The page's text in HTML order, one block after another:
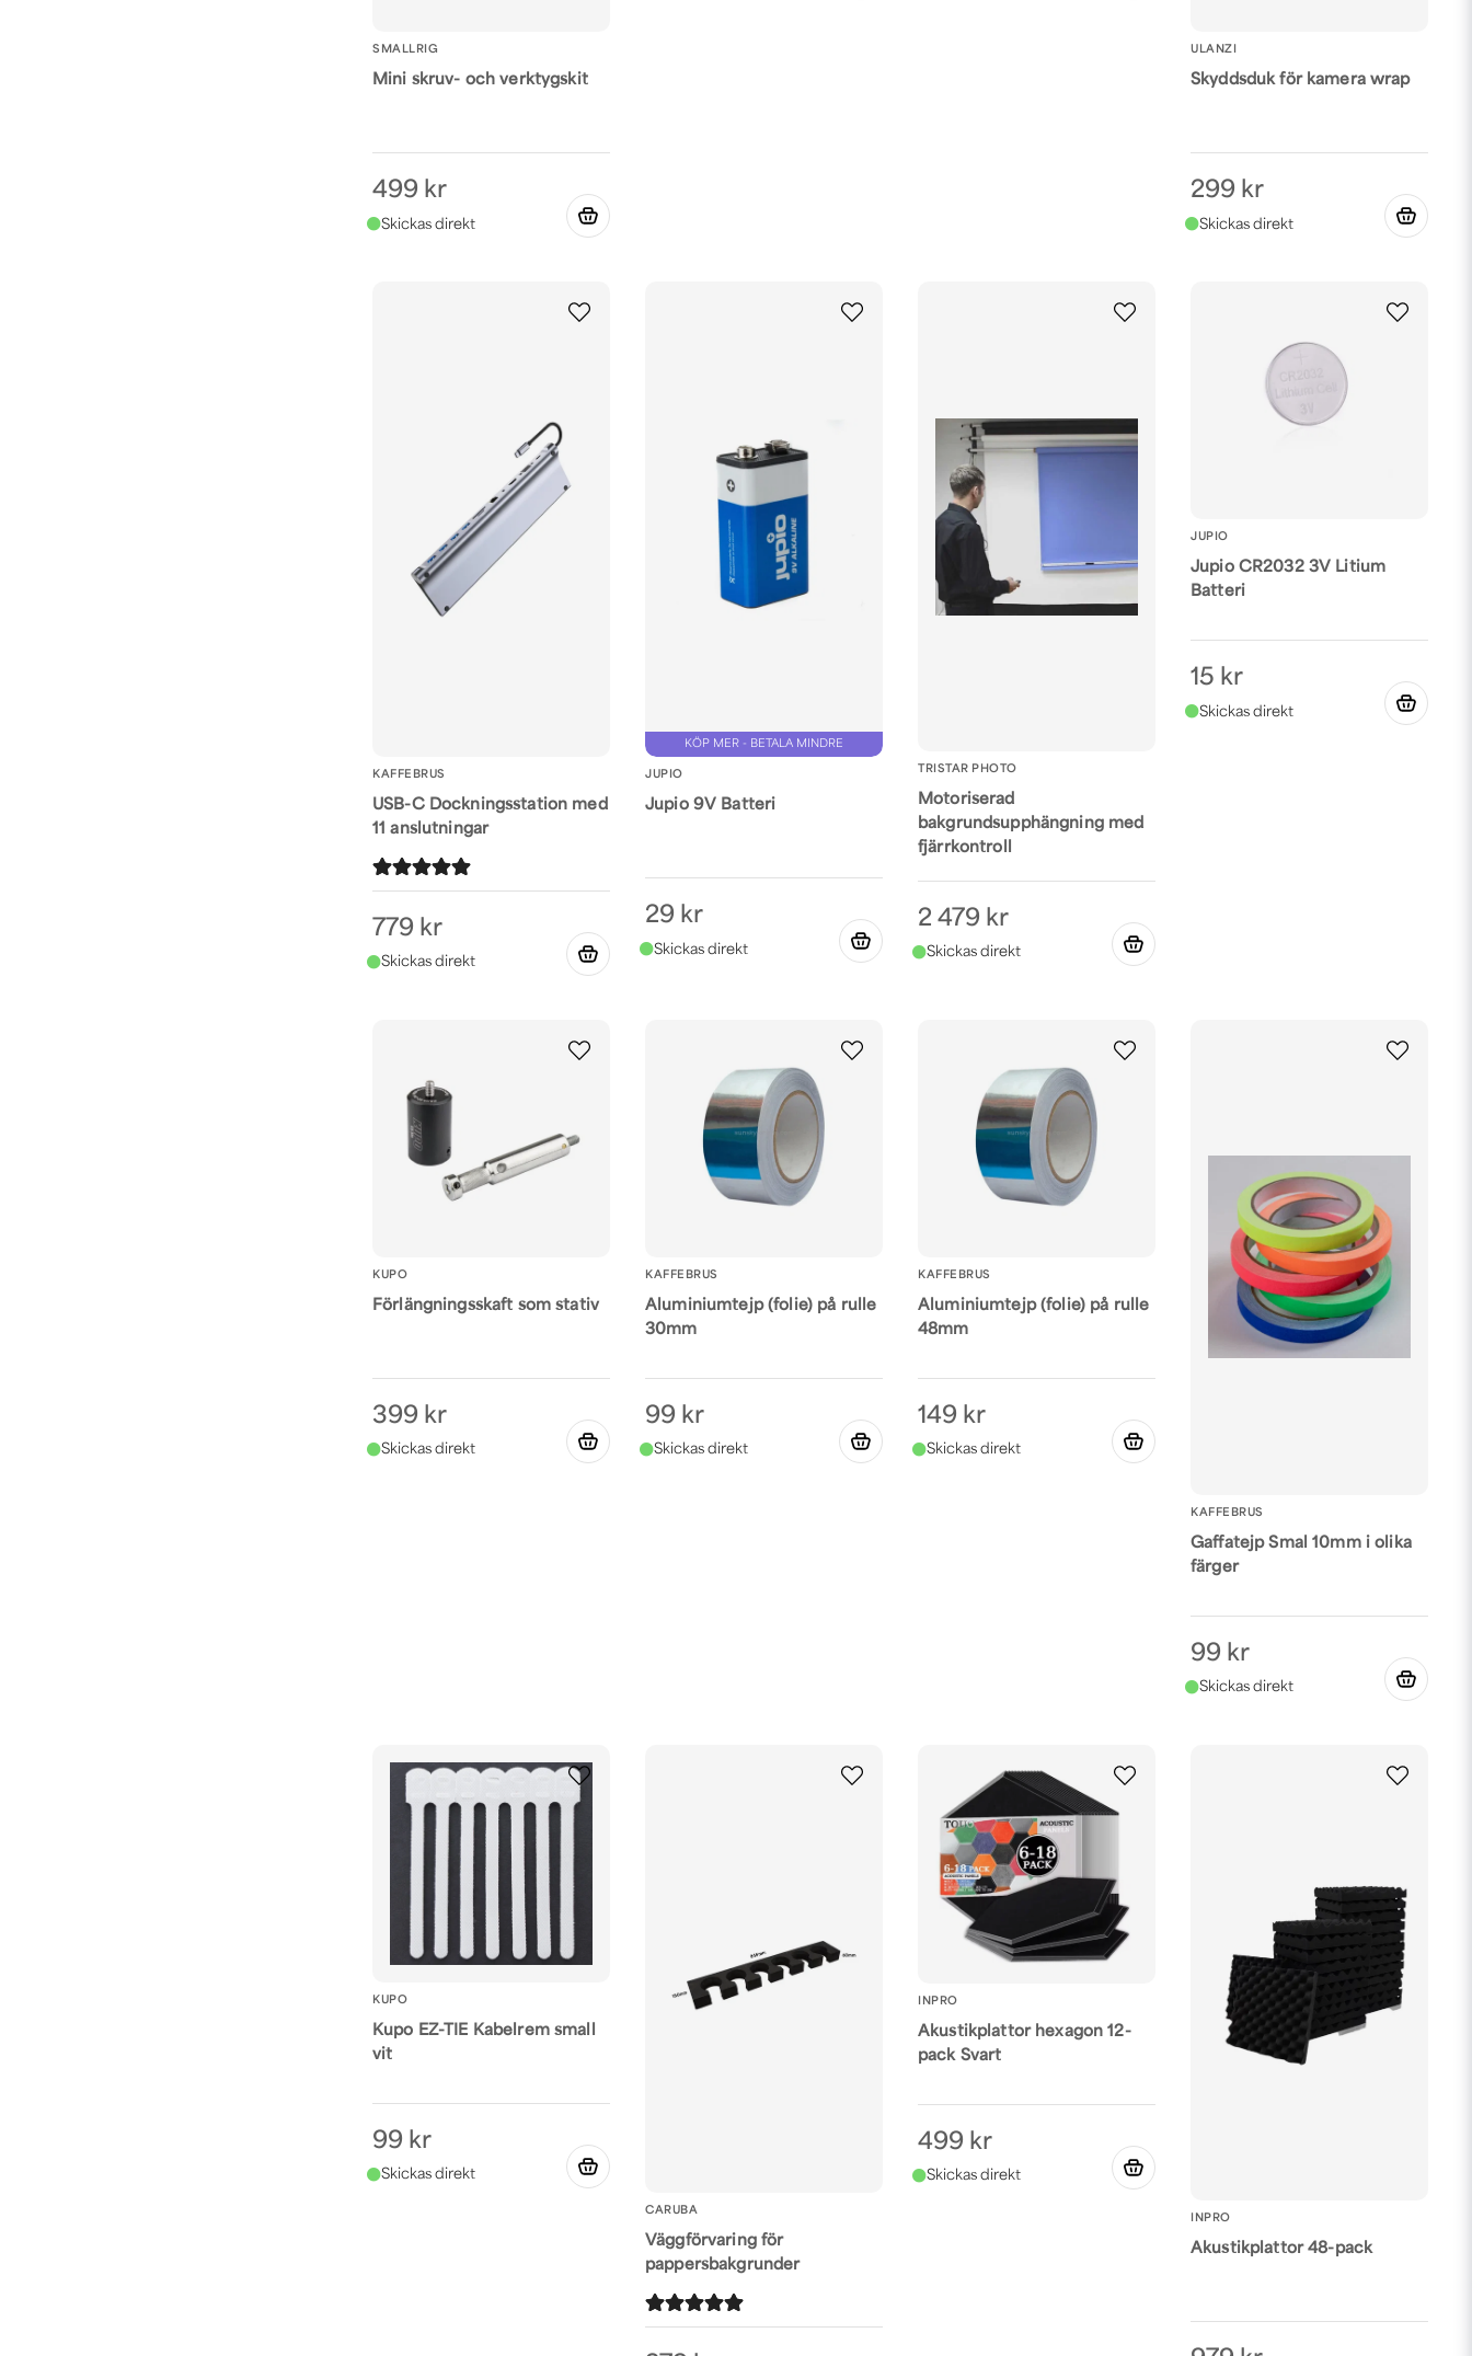
SMALLRIG
Mini skruv- och verktygskit
499 kr
ULANZI
Skyddsduk för kamera wrap
299 kr
KAFFEBRUS
USB-C Dockningsstation med
11 anslutningar
779 kr
KÖP MER - BETALA MINDRE
JUPIO
Jupio 9V Batteri
29 kr
TRISTAR PHOTO
Motoriserad
bakgrundsupphängning med
fjärrkontroll
2 479 kr
JUPIO
Jupio CR2032 3V Litium
Batteri
15 kr
KUPO
Förlängningsskaft som stativ
399 kr
KAFFEBRUS
Aluminiumtejp (folie) på rulle
30mm
99 kr
KAFFEBRUS
Aluminiumtejp (folie) på rulle
48mm
149 kr
KAFFEBRUS
Gaffatejp Smal 10mm i olika
färger
99 kr
KUPO
Kupo EZ-TIE Kabelrem small
vit
99 kr
CARUBA
Väggförvaring för
pappersbakgrunder
INPRO
Akustikplattor hexagon 12-
pack Svart
499 kr
INPRO
Akustikplattor 48-pack